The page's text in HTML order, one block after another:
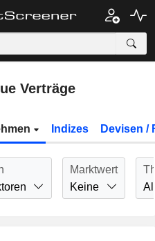
Verträge
Indizes Devisen /
Marktwert
Keine